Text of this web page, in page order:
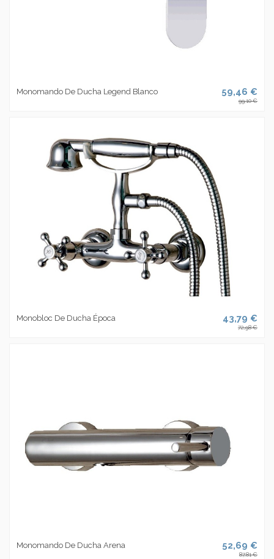
Monomando De Ducha Legend Blanco 59,46 €
99,10 €
Monobloc De Ducha Época 43,79 €
72,98 €
Monomando De Ducha Arena 52,69 €
87,81 €